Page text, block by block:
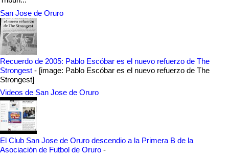
San Jose de Oruro
Recuerdo de 2005: Pablo Escóbar es el nuevo refuerzo de The
Strongest - [image: Pablo Escóbar es el nuevo refuerzo de The
Strongest]
Videos de San Jose de Oruro
El Club San Jose de Oruro descendio a la Primera B de la
Asociación de Futbol de Oruro -